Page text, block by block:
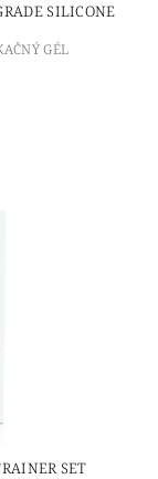
SILICONE
GÉL
SET